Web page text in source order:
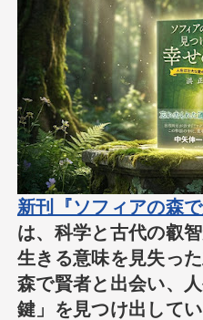
新刊『ソフィアの森
は、科学と古代の叡
生きる意味を見失っ
森で賢者と出会い、
鍵」を見つけ出して